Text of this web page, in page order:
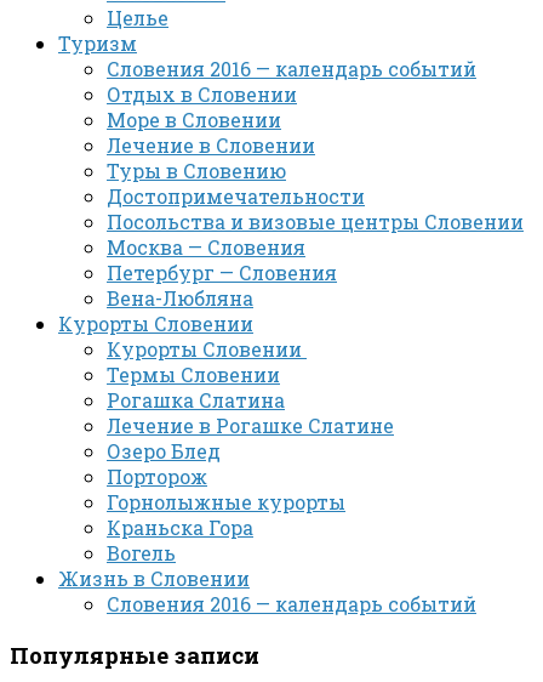
Целье
Туризм
Словения 2016 — календарь событий
Отдых в Словении
Море в Словении
Лечение в Словении
Туры в Словению
Достопримечательности
Посольства и визовые центры Словении
Москва — Словения
Петербург — Словения
Вена-Любляна
Курорты Словении
Курорты Словении
Термы Словении
Рогашка Слатина
Лечение в Рогашке Слатине
Озеро Блед
Порторож
Горнолыжные курорты
Краньска Гора
Вогель
Жизнь в Словении
Словения 2016 — календарь событий
Популярные записи